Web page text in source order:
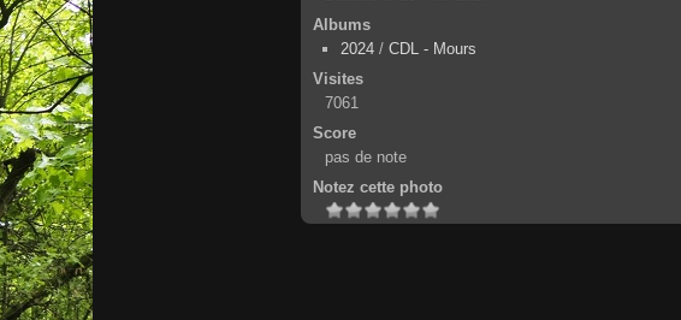
Albums
2024 /CDL - Mours
Visites
7061
Score
pas de note
Notez cette photo